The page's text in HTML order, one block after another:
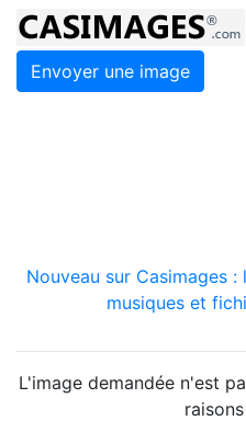
Envoyer une image
Nouveau sur Casimages
musiques et
L'image demandée n'est